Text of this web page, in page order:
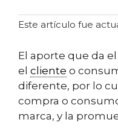
Este artículo fue
El aporte que da el
el cliente o
diferente, por lo
compra o
marca, y la